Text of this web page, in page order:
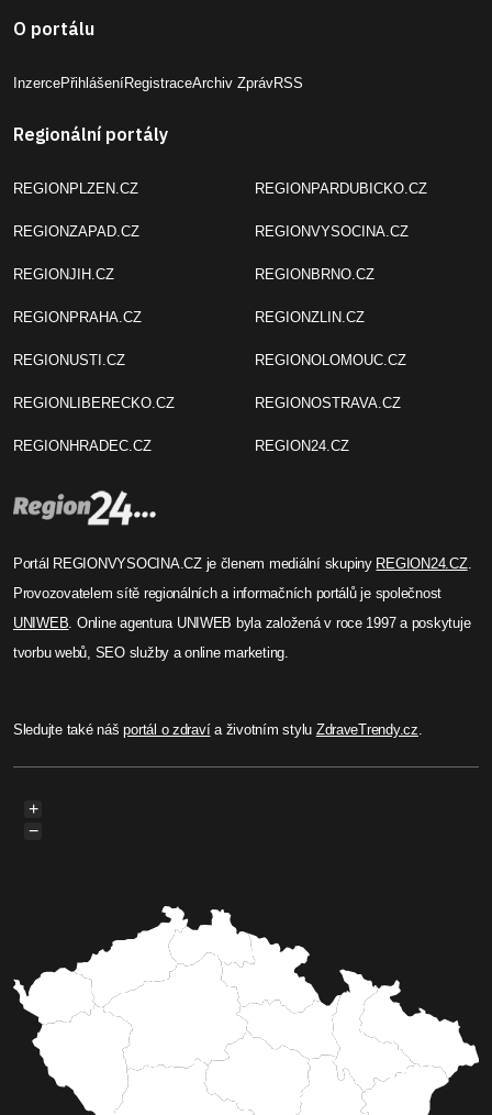
O portálu
InzercePřihlášeníRegistraceArchiv ZprávRSS
Regionální portály
REGIONPLZEN.CZ
REGIONZAPAD.CZ
REGIONJIH.CZ
REGIONPRAHA.CZ
REGIONUSTI.CZ
REGIONLIBERECKO.CZ
REGIONHRADEC.CZ
REGIONPARDUBICKO.CZ
REGIONVYSOCINA.CZ
REGIONBRNO.CZ
REGIONZLIN.CZ
REGIONOLOMOUC.CZ
REGIONOSTRAVA.CZ
REGION24.CZ
Portál REGIONVYSOCINA.CZ je členem mediální skupiny REGION24.CZ.
Provozovatelem sítě regionálních a informačních portálů je společnost
UNIWEB. Online agentura UNIWEB byla založená v roce 1997 a poskytuje
tvorbu webů, SEO služby a online marketing.
Sledujte také nášportál o zdravía životním stylu ZdraveTrendy.cz.
+
−